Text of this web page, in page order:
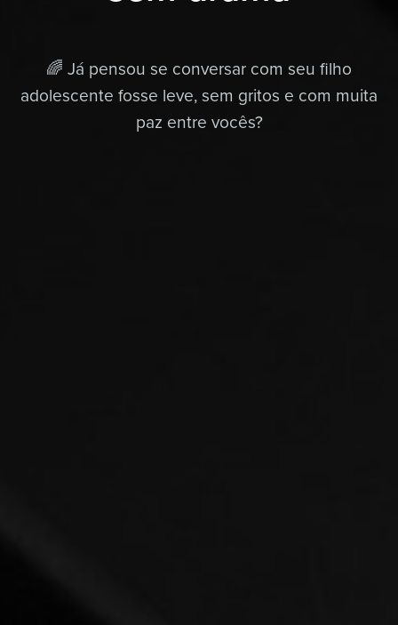
🌈 Já pensou se conversar com seu filho
adolescente fosse leve, sem gritos e com muita
paz entre vocês?